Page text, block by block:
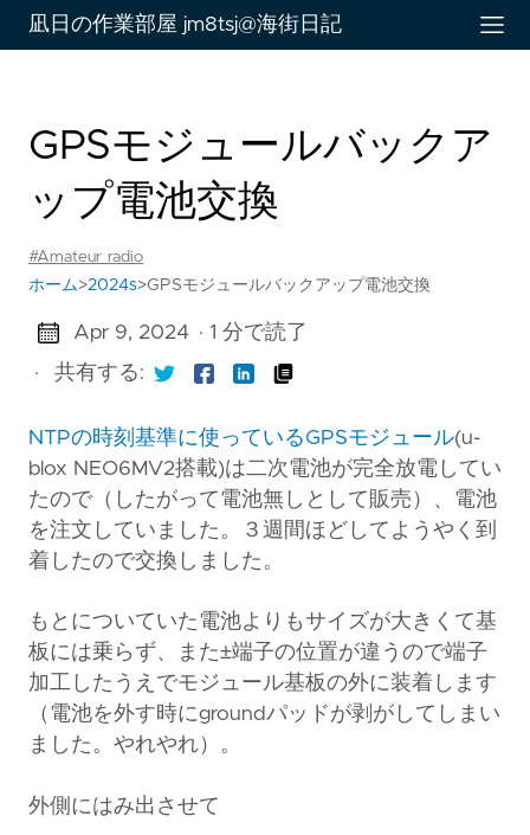
凪日の作業部屋 jm8tsj@海街日記
GPSモジュールバックア
ップ電池交換
#Amateur_radio
ホーム>2024s>GPSモジュールバックアップ電池交換
Apr 9, 2024 · 1 分で読了
·
共有する:
NTPの時刻基準に使っているGPSモジュール(u-
blox NEO6MV2搭載)は二次電池が完全放電してい
たので（したがって電池無しとして販売）、電池
を注文していました。３週間ほどしてようやく到
着したので交換しました。
もとについていた電池よりもサイズが大きくて基
板には乗らず、また±端子の位置が違うので端子
加工したうえでモジュール基板の外に装着します
（電池を外す時にgroundパッドが剥がしてしまい
ました。やれやれ）。
外側にはみ出させて